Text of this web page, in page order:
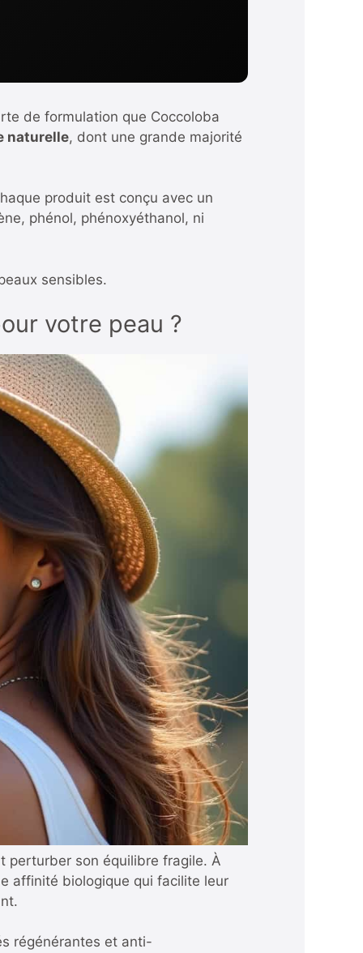
de formulation que Coccoloba
naturelle, dont une grande majorité
produit est conçu avec un
phénol, phénoxyéthanol, ni
sensibles.
votre peau ?
perturber son équilibre fragile. À
affinité biologique qui facilite leur
régénérantes et anti-